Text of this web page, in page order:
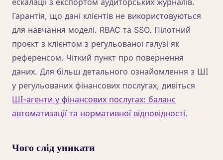
ескалації з експортом аудиторських журналів.
Гарантія, що дані клієнтів не використовуються
для навчання моделі. RBAC та SSO. Пілотний
проєкт з клієнтом з регульованої галузі як
референсом. Чіткий пункт про повернення
даних. Для більш детального ознайомлення з ШІ
у регульованих фінансових послугах, дивіться
ШІ-агенти у фінансових послугах: баланс
автоматизації та нормативної відповідності.
Чого слід уникати